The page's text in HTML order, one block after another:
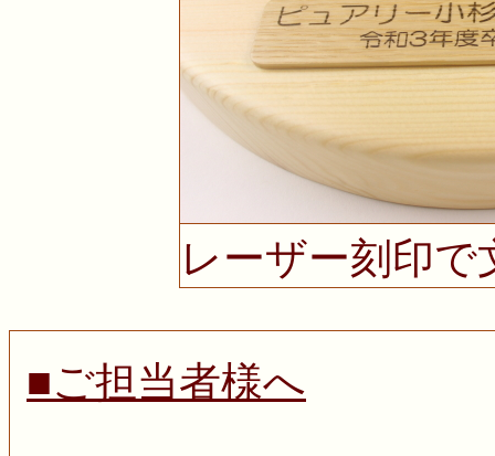
レーザー刻印
■ご担当者様へ